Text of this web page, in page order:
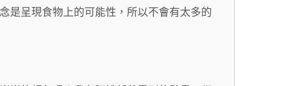
是呈現食物上的可能性，所以不會有太多的